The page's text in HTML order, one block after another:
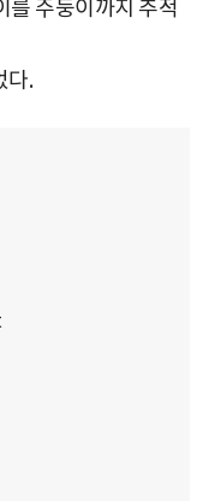
를 주둥이까지 추적
다.